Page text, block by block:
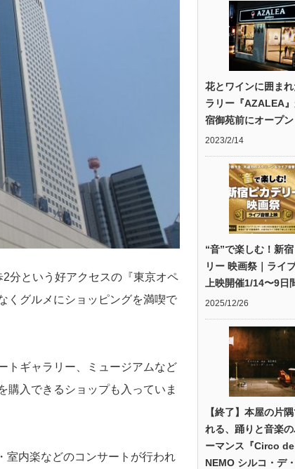
分という好アクセスの『東京オペ
くグルメにショッピングを満喫で
トギャラリー、ミュージアムなど
購入できるショップも入っていま
室内楽などのコンサートが行われ
花とワインに囲ま
ラリー『AZALEA
宿御苑前にオープン
2023/2/14
“音”で楽しむ！新
リー 映画祭｜ライ
上映開催1/14〜9日
2025/12/26
【終了】本屋の片
れる、踊りと音楽の
ーマンス『Circo de
NEMO シルコ・デ